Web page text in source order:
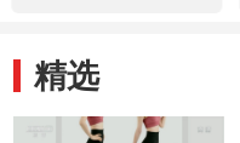
精选